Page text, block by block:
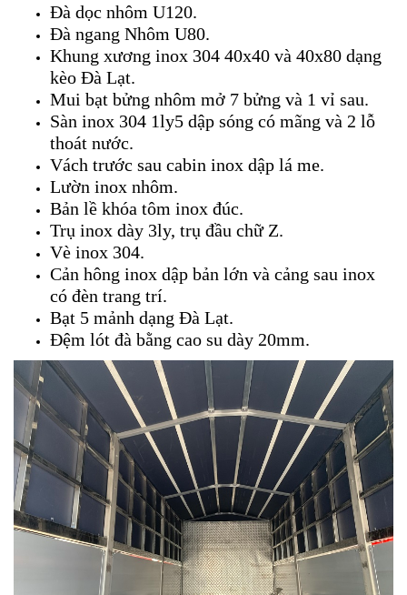
Đà dọc nhôm U120.
Đà ngang Nhôm U80.
Khung xương inox 304 40x40 và 40x80 dạng
kèo Đà Lạt.
Mui bạt bửng nhôm mở 7 bửng và 1 vỉ sau.
Sàn inox 304 1ly5 dập sóng có mãng và 2 lỗ
thoát nước.
Vách trước sau cabin inox dập lá me.
Lườn inox nhôm.
Bản lề khóa tôm inox đúc.
Trụ inox dày 3ly, trụ đầu chữ Z.
Vè inox 304.
Cản hông inox dập bản lớn và cảng sau inox
có đèn trang trí.
Bạt 5 mảnh dạng Đà Lạt.
Đệm lót đà bằng cao su dày 20mm.